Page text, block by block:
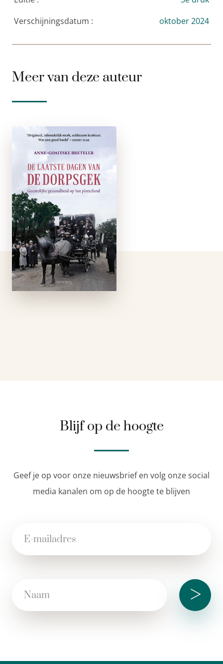
Anna Drijver
Verschijningsdatum :
oktober 2024
Meer van deze auteur
De Laatste
dagen van de
dorpsgek
paperback
verschillende Friese
provinciesteden,
dorpskernen en
uithoeken onderzoekt
De laatste dagen van
de dorpsgek hoe
plattelanders
eeuwenlang zijn
Blijf op de hoogte
Geef je op voor onze nieuwsbrief en volg onze social
media kanalen om op de hoogte te blijven
>